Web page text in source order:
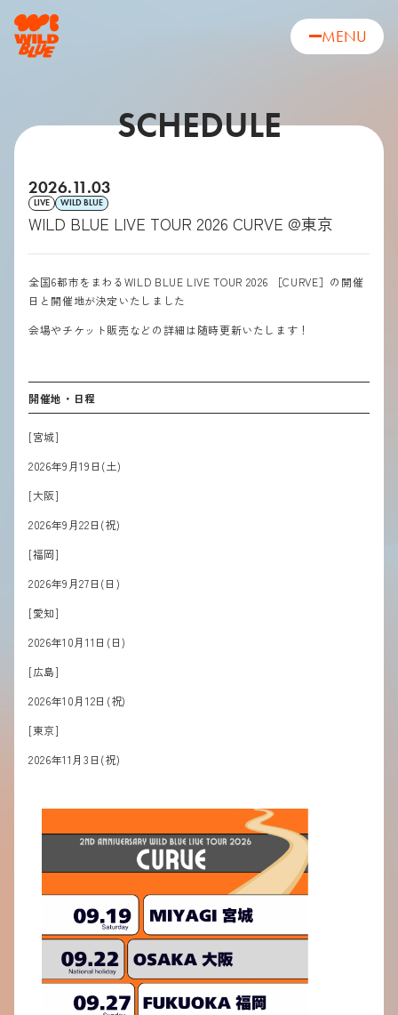
MENU
SCHEDULE
2026.11.03
LIVE WILD BLUE
WILD BLUE LIVE TOUR 2026 CURVE @東京
全国6都市をまわるWILD BLUE LIVE TOUR 2026 ［CURVE］の開催
日と開催地が決定いたしました
会場やチケット販売などの詳細は随時更新いたします！
開催地・日程
[宮城]
2026年9 月19 日 (土)
[大阪]
2026年9 月22日 (祝)
[福岡]
2026年9 月27日 (日)
[愛知]
2026年10月11 日 (日)
[広島]
2026年10月12日 (祝)
[東京]
2026年11 月3 日 (祝)